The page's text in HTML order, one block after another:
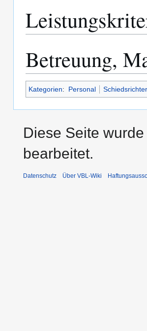
Betreuung,
Kategorien: Personal Schiedsrichter
Diese Seite
bearbeitet.
Datenschutz Über VBL-Wiki